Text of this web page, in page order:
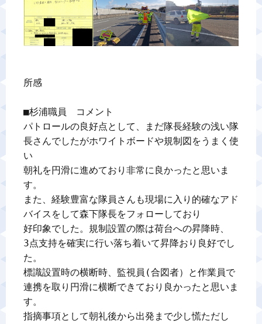
所感
■杉浦職員　コメント
パトロールの良好点として、まだ隊長経験の浅い隊
長さんでしたがホワイトボードや規制図をうまく使
い
朝礼を円滑に進めており非常に良かったと思いま
す。
また、経験豊富な隊員さんも現場に入り的確なアド
バイスをして森下隊長をフォローしており
好印象でした。規制設置の際は荷台への昇降時、
3点支持を確実に行い落ち着いて昇降おり良好でし
た。
標識設置時の横断時、監視員(合図者）と作業員で
連携を取り円滑に横断できており良かったと思いま
す。
指摘事項として朝礼後から出発まで少し慌ただし